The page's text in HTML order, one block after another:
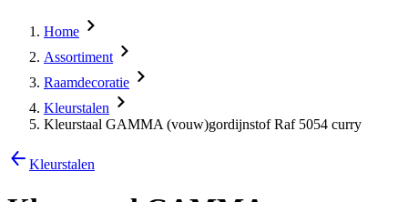
Home
Assortiment
Raamdecoratie
Kleurstalen
Kleurstaal GAMMA (vouw)gordijnstof Raf 5054 curry
Kleurstalen